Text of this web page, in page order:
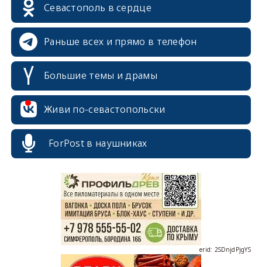
Севастополь в сердце
Раньше всех и прямо в телефон
Большие темы и драмы
Живи по-севастопольски
ForPost в наушниках
erid: 2SDnjcrDNw6
erid: 2SDnjdPjgYS